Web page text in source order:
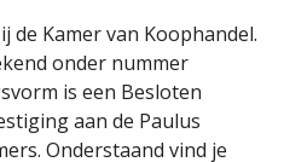
de Kamer van Koophandel.
onder nummer
is een Besloten
aan de Paulus
Onderstaand vind je